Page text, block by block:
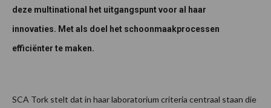
deze multinational het uitgangspunt voor al haar
innovaties. Met als doel het schoonmaakprocessen
efficiënter te maken.
SCA Tork stelt dat in haar laboratorium criteria centraal staan die